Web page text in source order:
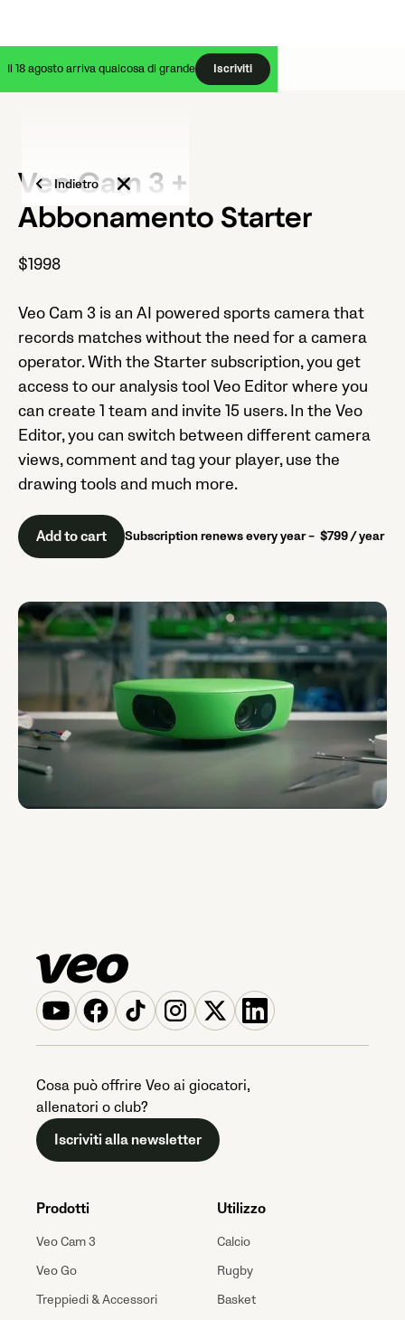
Il 18 agosto arriva qualcosa di grande Iscriviti
Indietro
Veo Cam 3 +
Abbonamento Starter
$1998
Veo Cam 3 is an AI powered sports camera that
records matches without the need for a camera
operator. With the Starter subscription, you get
access to our analysis tool Veo Editor where you
can create 1 team and invite 15 users. In the Veo
Editor, you can switch between different camera
views, comment and tag your player, use the
drawing tools and much more.
Add to cart Subscription renews every year – $799 / year
Cosa può offrire Veo ai giocatori,
allenatori o club?
Iscriviti alla newsletter
Prodotti
Veo Cam 3
Veo Go
Treppiedi & Accessori
Utilizzo
Calcio
Rugby
Basket